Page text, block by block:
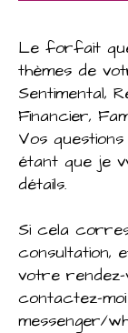
Le forfait
thèmes de
Sentimental,
Financier,
Vos
étant que je
détails.
Si cela
consultation,
votre rendez-
contactez-
messenger/